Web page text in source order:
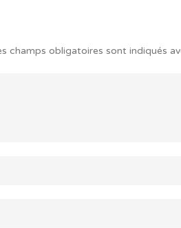
champs obligatoires sont indiqués